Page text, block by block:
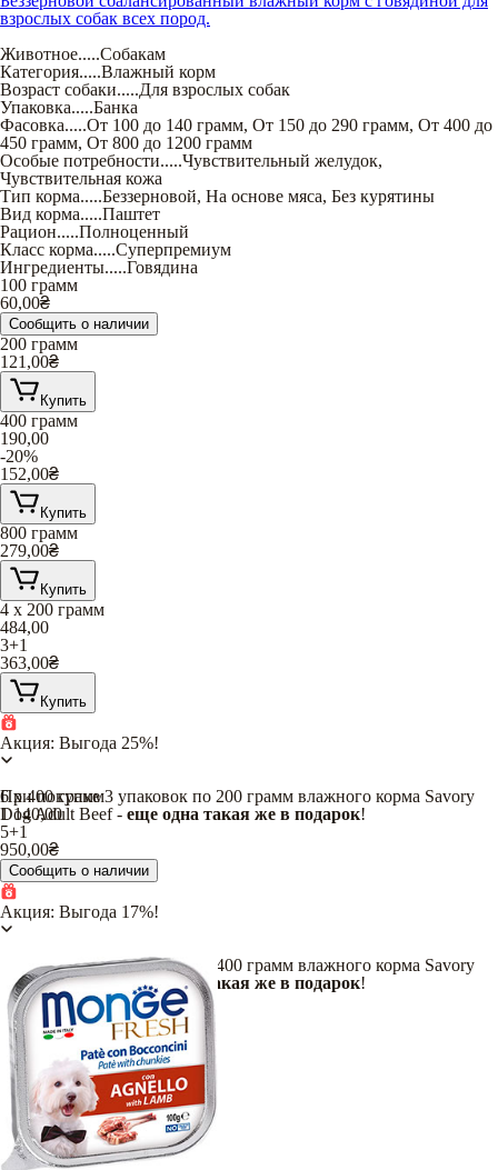
взрослых собак всех пород.
Животное.....Собакам
Категория.....Влажный корм
Возраст собаки.....Для взрослых собак
Упаковка.....Банка
Фасовка.....От 100 до 140 грамм, От 150 до 290 грамм, От 400 до
450 грамм, От 800 до 1200 грамм
Особые потребности.....Чувствительный желудок,
Чувствительная кожа
Тип корма.....Беззерновой, На основе мяса, Без курятины
Вид корма.....Паштет
Рацион.....Полноценный
Класс корма.....Суперпремиум
Ингредиенты.....Говядина
100 грамм
60,00₴
Сообщить о наличии
200 грамм
121,00₴
Купить
400 грамм
190,00
-20%
152,00₴
Купить
800 грамм
279,00₴
Купить
4 х 200 грамм
484,00
3+1
363,00₴
Купить
Акция: Выгода 25%!
При покупке 3 упаковок по 200 грамм влажного корма Savory
Dog Adult Beef - еще одна такая же в подарок!
6 х 400 грамм
1 140,00
5+1
950,00₴
Сообщить о наличии
Акция: Выгода 17%!
При покупке 5 упаковок по 400 грамм влажного корма Savory
Dog Adult Beef -еще одна такая же в подарок!